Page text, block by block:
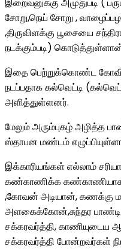
சோறு,நெய் சோறு ,
,திருவிளக்கு பூசையை
நடக்கும்படி)
இதை பெற்றுக்கொண்ட
நடப்பதாக கல்வெட்டி
அளித்துள்ளனர்.
மேலும் அரும்புகழ் அழித்த
ஸ்தாபன மண்டம்
இக்காரியங்கள் எல்லாம்
கண்காணிக்க கண்காணியாக
,கோவன் அடியான், கணக்கு
அளகைக்கோன்,சுந்தர
சக்கரவர்த்தி, காணியுடைய
சக்கரவர்த்தி போன்றவர்கள்